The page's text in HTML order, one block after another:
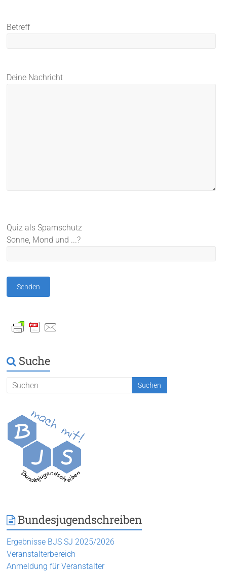
Betreff
Deine Nachricht
Quiz als Spamschutz
Sonne, Mond und ...?
Suche
Bundesjugendschreiben
Ergebnisse BJS SJ 2025/2026
Veranstalterbereich
Anmeldung für Veranstalter